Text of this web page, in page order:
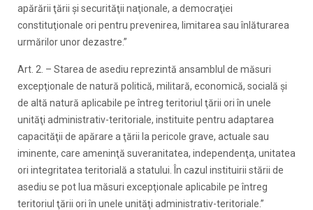
apărării ţării şi securităţii naţionale, a democraţiei
constituţionale ori pentru prevenirea, limitarea sau înlăturarea
urmărilor unor dezastre.”
Art. 2. – Starea de asediu reprezintă ansamblul de măsuri
excepţionale de natură politică, militară, economică, socială şi
de altă natură aplicabile pe întreg teritoriul ţării ori în unele
unităţi administrativ-teritoriale, instituite pentru adaptarea
capacităţii de apărare a ţării la pericole grave, actuale sau
iminente, care ameninţă suveranitatea, independenţa, unitatea
ori integritatea teritorială a statului. În cazul instituirii stării de
asediu se pot lua măsuri excepţionale aplicabile pe întreg
teritoriul ţării ori în unele unităţi administrativ-teritoriale.”